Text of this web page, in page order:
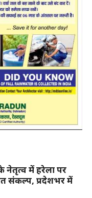
नेतृत्व में हरेला पर
संकल्प, प्रदेशभर में